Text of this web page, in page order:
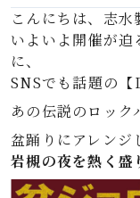
こんにちは、志
いよいよ開催が迫
に、
SNSでも話題の
あの伝説のロッ
盆踊りにアレンジ
岩槻の夜を熱く盛